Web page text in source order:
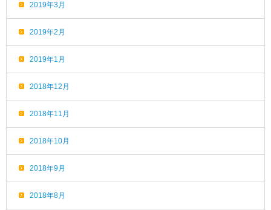
2019年3月
2019年2月
2019年1月
2018年12月
2018年11月
2018年10月
2018年9月
2018年8月